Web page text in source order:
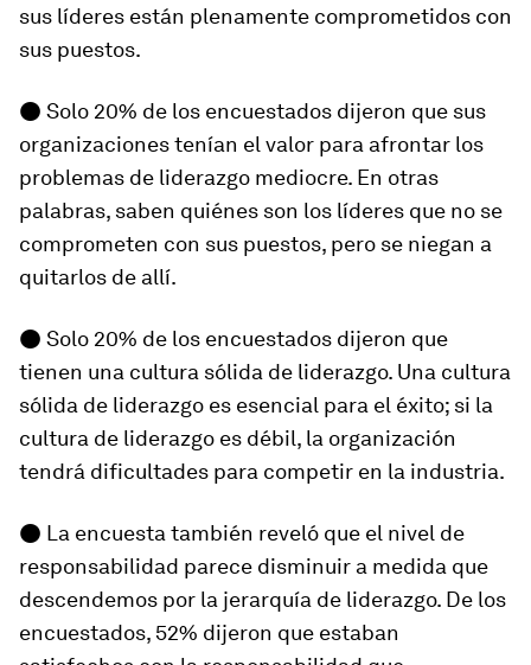
sus líderes están plenamente comprometidos con
sus puestos.
● Solo 20% de los encuestados dijeron que sus
organizaciones tenían el valor para afrontar los
problemas de liderazgo mediocre. En otras
palabras, saben quiénes son los líderes que no se
comprometen con sus puestos, pero se niegan a
quitarlos de allí.
● Solo 20% de los encuestados dijeron que
tienen una cultura sólida de liderazgo. Una cultura
sólida de liderazgo es esencial para el éxito; si la
cultura de liderazgo es débil, la organización
tendrá dificultades para competir en la industria.
● La encuesta también reveló que el nivel de
responsabilidad parece disminuir a medida que
descendemos por la jerarquía de liderazgo. De los
encuestados, 52% dijeron que estaban